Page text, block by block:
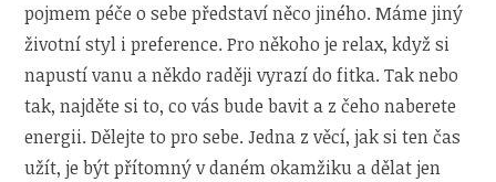
pojmem péče o sebe představí něco jiného. Máme jiný
životní styl i preference. Pro někoho je relax, když si
napustí vanu a někdo raději vyrazí do fitka. Tak nebo
tak, najděte si to, co vás bude bavit a z čeho naberete
energii. Dělejte to pro sebe. Jedna z věcí, jak si ten čas
užít, je být přítomný v daném okamžiku a dělat jen